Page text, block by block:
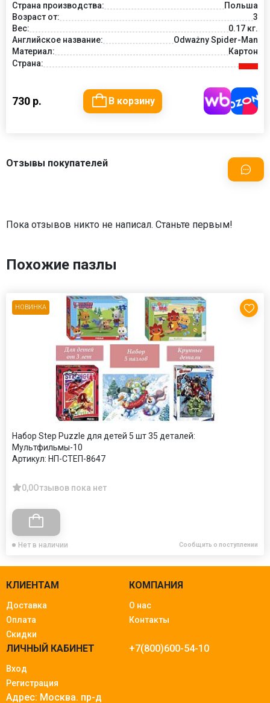
Страна производства:
Польша
Возраст от:
3
Вес:
0.17 кг.
Английское название:
Odważny Spider-Man
Материал:
Картон
Страна:
730 р. В корзину
Отзывы покупателей
Пока отзывов никто не написал. Станьте первым!
Похожие пазлы
НОВИНКА
Набор Step Puzzle для детей 5 шт 35 деталей:
Мультфильмы-10
Артикул: НП-СТЕП-8647
0,0Отзывов пока нет
Нет в наличии Сообщить о поступлении
КЛИЕНТАМ
Доставка
Оплата
Скидки
КОМПАНИЯ
О нас
Контакты
ЛИЧНЫЙ КАБИНЕТ
Вход
Регистрация
+7(800)600-54-10
Адрес: Москва. пр-д